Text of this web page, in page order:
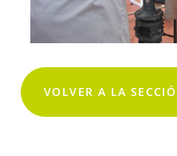
VOLVER A LA